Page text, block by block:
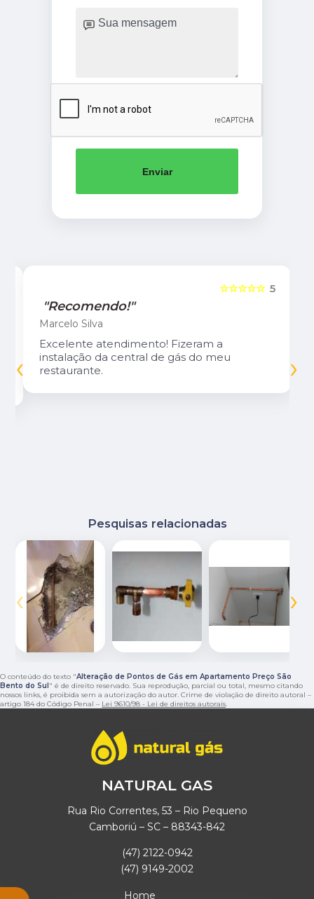
Enviar
5
☆☆☆☆☆
"Recomendo!"
Marcelo Silva
Excelente atendimento! Fizeram a
instalação da central de gás do meu
restaurante.
‹ ›
Pesquisas relacionadas
‹ ›
O conteúdo do texto "Alteração de Pontos de Gás em Apartamento Preço São
Bento do Sul" é de direito reservado. Sua reprodução, parcial ou total, mesmo citando
nossos links, é proibida sem a autorização do autor. Crime de violação de direito autoral –
artigo 184 do Código Penal – Lei 9610/98 - Lei de direitos autorais.
NATURAL GAS
Rua Rio Correntes, 53 – Rio Pequeno
Camboriú – SC – 88343-842
(47) 2122-0942
(47) 9149-2002
Home